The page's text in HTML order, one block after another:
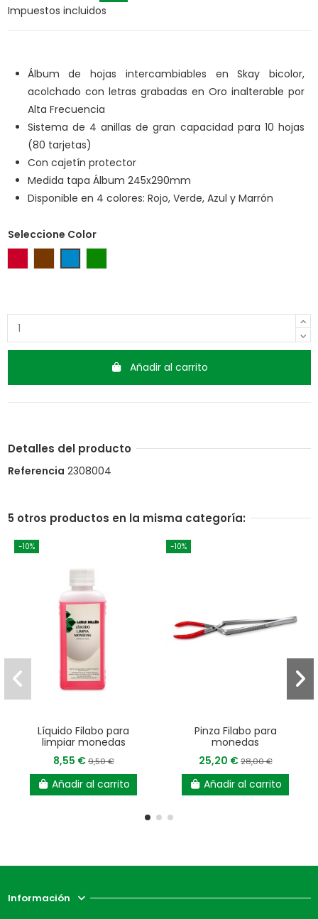
Impuestos incluidos
Álbum de hojas intercambiables en Skay bicolor,
acolchado con letras grabadas en Oro inalterable por
Alta Frecuencia
Sistema de 4 anillas de gran capacidad para 10 hojas
(80 tarjetas)
Con cajetín protector
Medida tapa Álbum 245x290mm
Disponible en 4 colores: Rojo, Verde, Azul y Marrón
Seleccione Color
Añadir al carrito
Detalles del producto
Referencia 2308004
5 otros productos en la misma categoría:
-10%
Líquido Filabo para
limpiar monedas
8,55 €9,50 €
Añadir al carrito
-10%
Pinza Filabo para
monedas
25,20 €28,00 €
Añadir al carrito
Información